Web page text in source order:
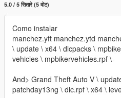
5.0 / 5 सितारे (5 वोट)
Como instalar
manchez.yft manchez.ytd
\ update \ x64 \ dlcpacks \
vehicles \ mpbikervehicles.rpf \
And> Grand Theft Auto V \
patchday13ng \ dlc.rpf \ x64 \